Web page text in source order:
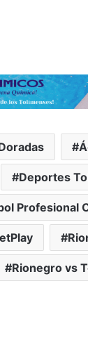
Deportes
Profesional
Rionegro vs